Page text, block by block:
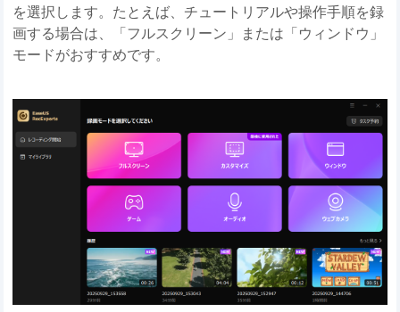
を選択します。たとえば、チュートリアルや操作手順を録
画する場合は、「フルスクリーン」または「ウィンドウ」
モードがおすすめです。